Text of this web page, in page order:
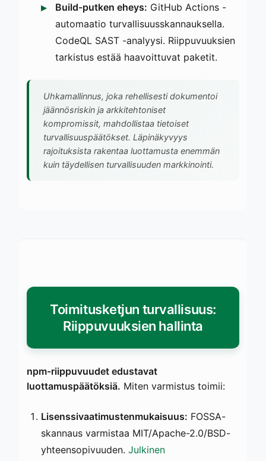
Build-putken eheys: GitHub Actions -
automaatio turvallisuusskannauksella.
CodeQL SAST -analyysi. Riippuvuuksien
tarkistus estää haavoittuvat paketit.
Uhkamallinnus, joka rehellisesti dokumentoi
jäännösriskin ja arkkitehtoniset
kompromissit, mahdollistaa tietoiset
turvallisuuspäätökset. Läpinäkyvyys
rajoituksista rakentaa luottamusta enemmän
kuin täydellisen turvallisuuden markkinointi.
Toimitusketjun turvallisuus:
Riippuvuuksien hallinta
npm-riippuvuudet edustavat
luottamuspäätöksiä. Miten varmistus toimii:
Lisenssivaatimustenmukaisuus: FOSSA-
skannaus varmistaa MIT/Apache-2.0/BSD-
yhteensopivuuden. Julkinen